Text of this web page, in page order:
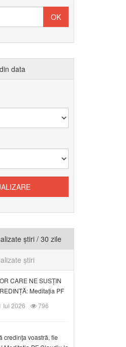
data
știri / 30 zile
știri
CARE NE SUSȚIN
Meditația PF
la Duminica a VI-a
Rusalii
Iul 2026 796
credinţa voastră, fie